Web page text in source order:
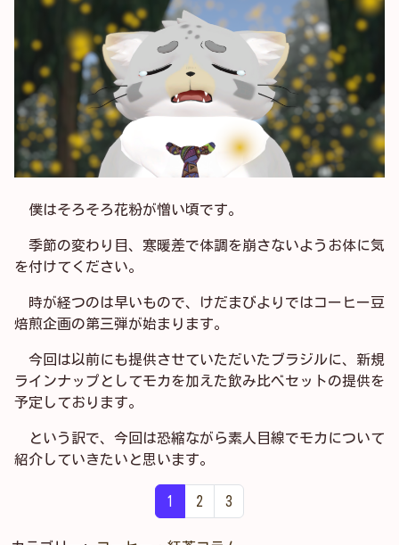
僕はそろそろ花粉が憎い頃です。
季節の変わり目、寒暖差で体調を崩さないようお体に気
を付けてください。
時が経つのは早いもので、けだまびよりではコーヒー豆
焙煎企画の第三弾が始まります。
今回は以前にも提供させていただいたブラジルに、新規
ラインナップとしてモカを加えた飲み比べセットの提供を
予定しております。
という訳で、今回は恐縮ながら素人目線でモカについて
紹介していきたいと思います。
1 2 3